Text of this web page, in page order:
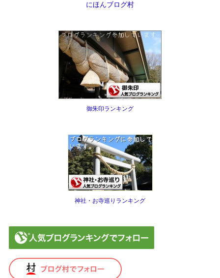
にほんブログ村
御朱印ランキング
神社・お寺巡りランキング